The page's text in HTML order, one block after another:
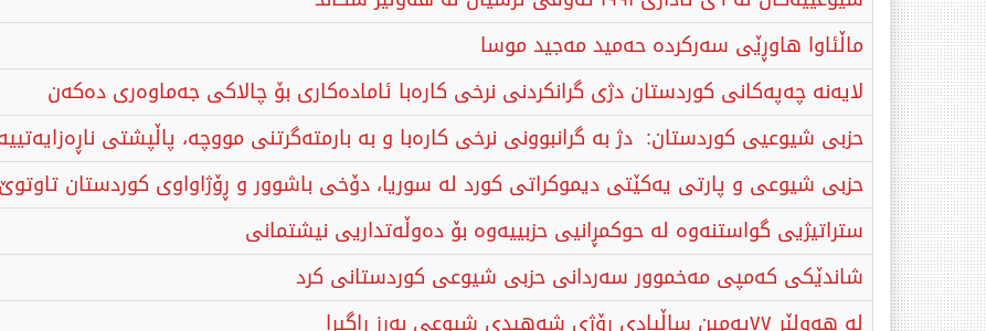
ماڵئاوا هاوڕێی سەرکردە حەمید مەجید موسا
لایەنە چەپەکانی کوردستان دژی گرانکردنی نرخی کارەبا ئامادەکاری بۆ چالاکی جەماوەری دەکەن
حزبی شیوعیی كوردستان: دژ به‌ گرانبوونی نرخی كاره‌با و به‌ بارمته‌گرتنی مووچه‌، پاڵپشتی
حزبی شیوعی و پارتی یەکێتی دیموکراتی کورد لە سوریا، دۆخی باشوور و ڕۆژاواوی كوردستان
ستراتیژیی گواستنەوە لە حوکمڕانیی حزبییەوە بۆ دەوڵەتداریی نیشتمانی
شاندێکی کەمپی مەخموور سەردانی حزبی شیوعی کوردستانی کرد
لە هەولێر ٧٧یەمین ساڵیادی ڕۆژی شەهیدی شیوعی بەرز ڕاگیرا